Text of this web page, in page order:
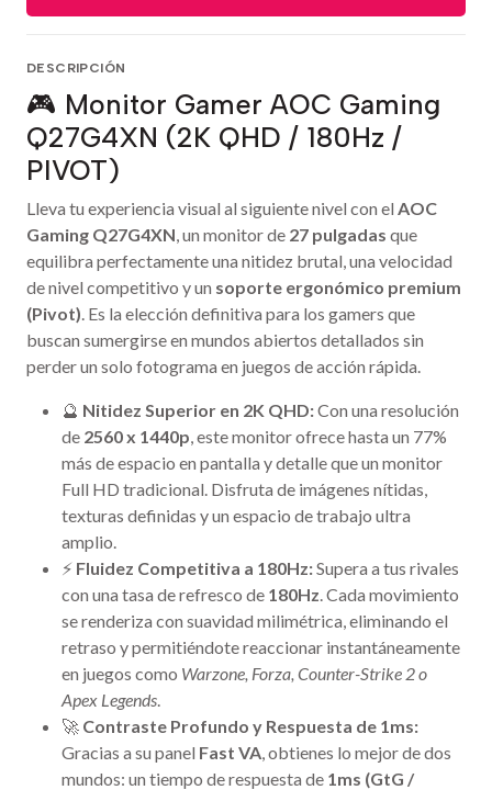
DESCRIPCIÓN
🎮 Monitor Gamer AOC Gaming
Q27G4XN (2K QHD / 180Hz /
PIVOT)
Lleva tu experiencia visual al siguiente nivel con el AOC
Gaming Q27G4XN, un monitor de 27 pulgadas que
equilibra perfectamente una nitidez brutal, una velocidad
de nivel competitivo y un soporte ergonómico premium
(Pivot). Es la elección definitiva para los gamers que
buscan sumergirse en mundos abiertos detallados sin
perder un solo fotograma en juegos de acción rápida.
🔮 Nitidez Superior en 2K QHD:Con una resolución
de 2560 x 1440p, este monitor ofrece hasta un 77%
más de espacio en pantalla y detalle que un monitor
Full HD tradicional. Disfruta de imágenes nítidas,
texturas definidas y un espacio de trabajo ultra
amplio.
⚡ Fluidez Competitiva a 180Hz:Supera a tus rivales
con una tasa de refresco de 180Hz. Cada movimiento
se renderiza con suavidad milimétrica, eliminando el
retraso y permitiéndote reaccionar instantáneamente
en juegos como Warzone, Forza, Counter-Strike 2 o
Apex Legends.
🚀 Contraste Profundo y Respuesta de 1ms:
Gracias a su panel Fast VA, obtienes lo mejor de dos
mundos: un tiempo de respuesta de 1ms (GtG /